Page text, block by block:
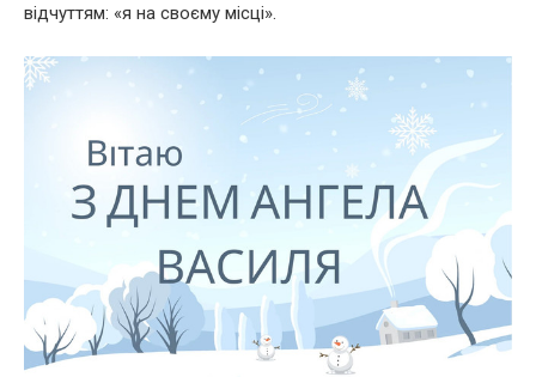
відчуттям: «я на своєму місці».